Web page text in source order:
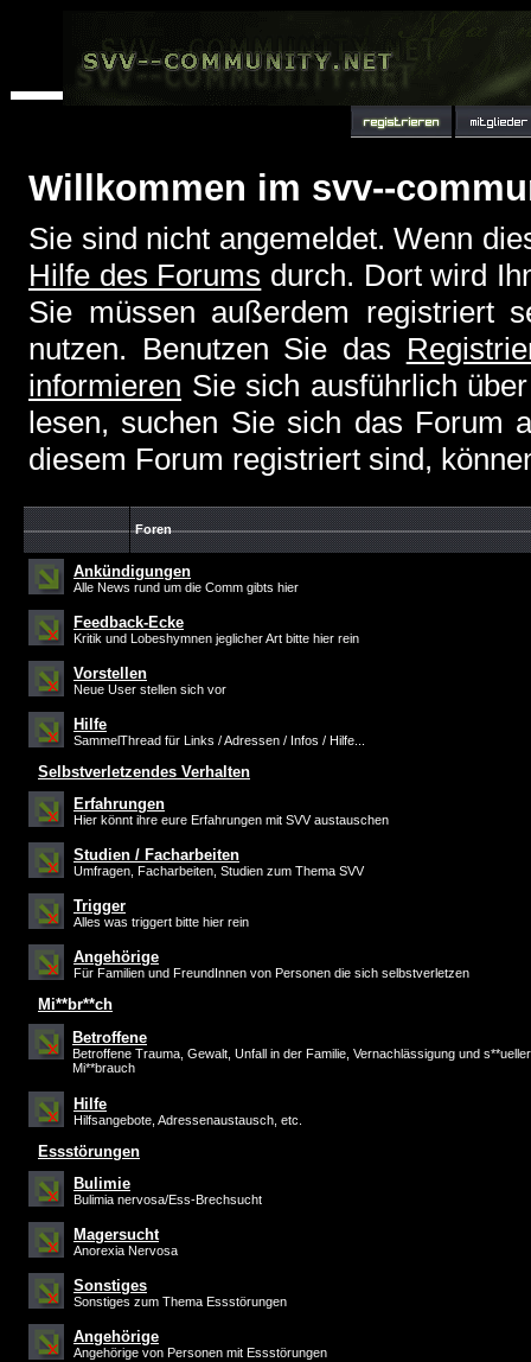
Willkommen im svv--
Sie sind nicht angemeldet. Wenn
Hilfe des Forums durch. Dort wird
Sie müssen außerdem registriert
nutzen. Benutzen Sie das
informieren Sie sich ausführlich
lesen, suchen Sie sich das Forum
diesem Forum registriert sind,
Foren
Ankündigungen
Alle News rund um die Comm gibts hier
Feedback-Ecke
Kritik und Lobeshymnen jeglicher Art bitte hier rein
Vorstellen
Neue User stellen sich vor
Hilfe
SammelThread für Links / Adressen / Infos / Hilfe...
Selbstverletzendes Verhalten
Erfahrungen
Hier könnt ihre eure Erfahrungen mit SVV austauschen
Studien / Facharbeiten
Umfragen, Facharbeiten, Studien zum Thema SVV
Trigger
Alles was triggert bitte hier rein
Angehörige
Für Familien und FreundInnen von Personen die sich selbstverletzen
Mi**br**ch
Betroffene
Betroffene Trauma, Gewalt, Unfall in der Familie, Vernachlässigung und s**ueller
Mi**brauch
Hilfe
Hilfsangebote, Adressenaustausch, etc.
Essstörungen
Bulimie
Bulimia nervosa/Ess-Brechsucht
Magersucht
Anorexia Nervosa
Sonstiges
Sonstiges zum Thema Essstörungen
Angehörige
Angehörige von Personen mit Essstörungen